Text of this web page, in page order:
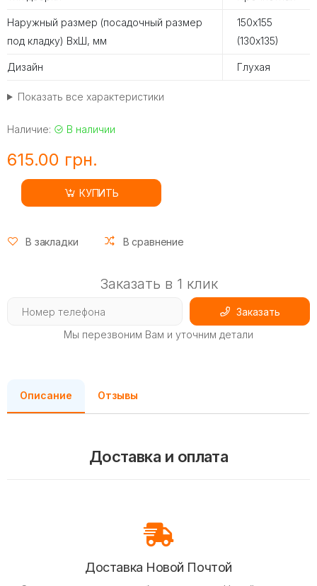
Наружный размер (посадочный размер
под кладку) ВхШ, мм
150х155
(130х135)
Дизайн Глухая
Показать все характеристики
Наличие: В наличии
615.00 грн.
КУПИТЬ
В закладки В сравнение
Заказать в 1 клик
Заказать
Мы перезвоним Вам и уточним детали
Описание Отзывы
Доставка и оплата
Доставка Новой Почтой